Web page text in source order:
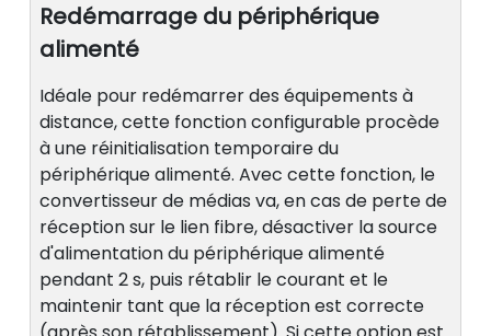
Redémarrage du périphérique
alimenté
Idéale pour redémarrer des équipements à
distance, cette fonction configurable procède
à une réinitialisation temporaire du
périphérique alimenté. Avec cette fonction, le
convertisseur de médias va, en cas de perte de
réception sur le lien fibre, désactiver la source
d'alimentation du périphérique alimenté
pendant 2 s, puis rétablir le courant et le
maintenir tant que la réception est correcte